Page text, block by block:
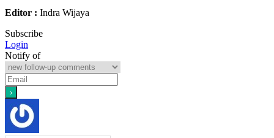
Editor : Indra Wijaya
Subscribe
Login
Notify of